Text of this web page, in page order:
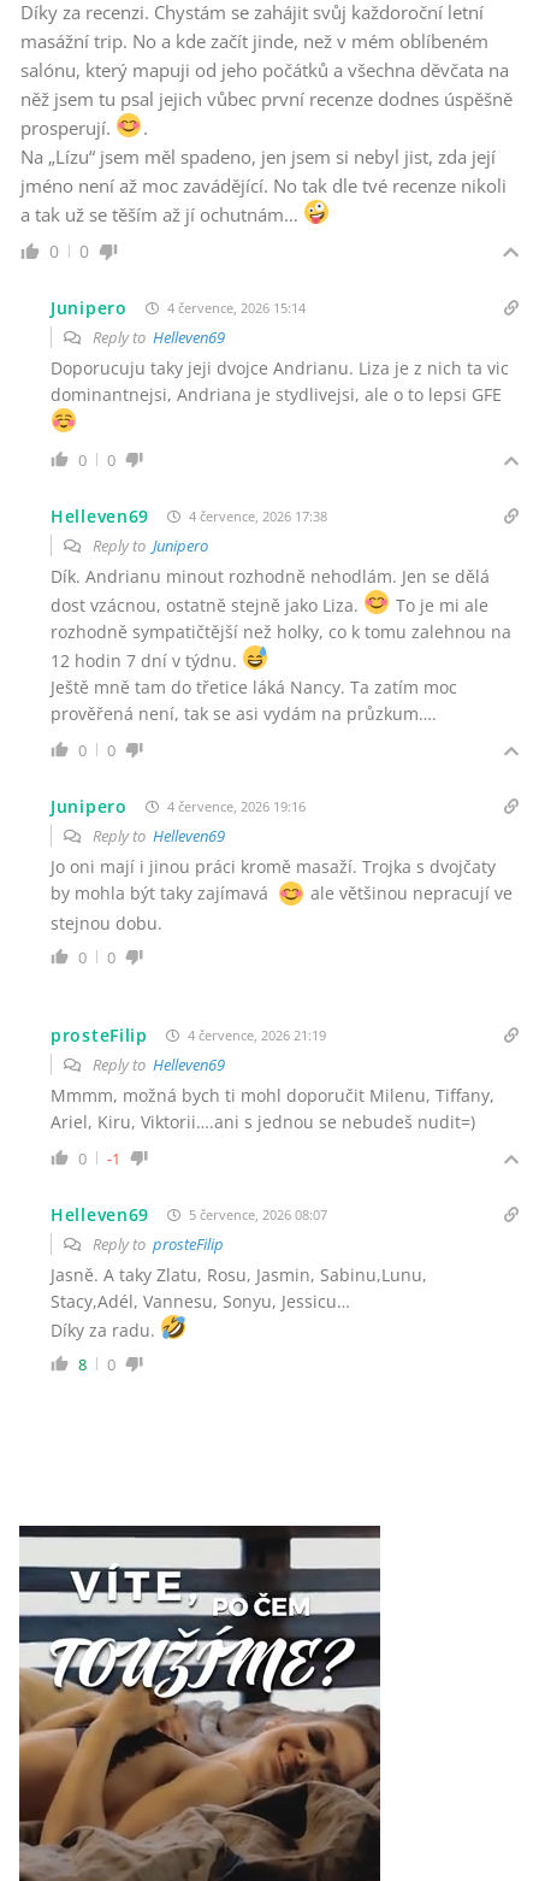
Díky za recenzi. Chystám se zahájit svůj každoroční letní
masážní trip. No a kde začít jinde, než v mém oblíbeném
salónu, který mapuji od jeho počátků a všechna děvčata na
něž jsem tu psal jejich vůbec první recenze dodnes úspěšně
prosperují.
.
Na „Lízu“ jsem měl spadeno, jen jsem si nebyl jist, zda její
jméno není až moc zavádějící. No tak dle tvé recenze nikoli
a tak už se těším až jí ochutnám…
0 0
Junipero 4 července, 2026 15:14
Reply to Helleven69
Doporucuju taky jeji dvojce Andrianu. Liza je z nich ta vic
dominantnejsi, Andriana je stydlivejsi, ale o to lepsi GFE
0 0
Helleven69 4 července, 2026 17:38
Reply to Junipero
Dík. Andrianu minout rozhodně nehodlám. Jen se dělá
dost vzácnou, ostatně stejně jako Liza.
To je mi ale
rozhodně sympatičtější než holky, co k tomu zalehnou na
12 hodin 7 dní v týdnu.
Ještě mně tam do třetice láká Nancy. Ta zatím moc
prověřená není, tak se asi vydám na průzkum….
0 0
Junipero 4 července, 2026 19:16
Reply to Helleven69
Jo oni mají i jinou práci kromě masaží. Trojka s dvojčaty
by mohla být taky zajímavá
ale většinou nepracují ve
stejnou dobu.
0 0
prosteFilip 4 července, 2026 21:19
Reply to Helleven69
Mmmm, možná bych ti mohl doporučit Milenu, Tiffany,
Ariel, Kiru, Viktorii….ani s jednou se nebudeš nudit=)
0 -1
Helleven69 5 července, 2026 08:07
Reply to prosteFilip
Jasně. A taky Zlatu, Rosu, Jasmin, Sabinu,Lunu,
Stacy,Adél, Vannesu, Sonyu, Jessicu…
Díky za radu.
8 0